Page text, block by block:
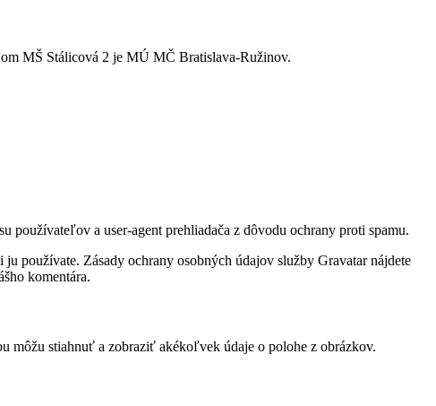
MŠ Stálicová 2 je MÚ MČ Bratislava-Ružinov.
používateľov a user-agent prehliadača z dôvodu ochrany proti spamu.
používate. Zásady ochrany osobných údajov služby Gravatar nájdete
komentára.
môžu stiahnuť a zobraziť akékoľvek údaje o polohe z obrázkov.